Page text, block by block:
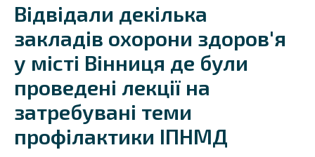
Відвідали декілька
закладів охорони здоров'я
у місті Вінниця де були
проведені лекції на
затребувані теми
профілактики ІПНМД